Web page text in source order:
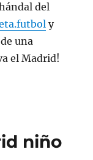
del
y
una
el Madrid!
niño